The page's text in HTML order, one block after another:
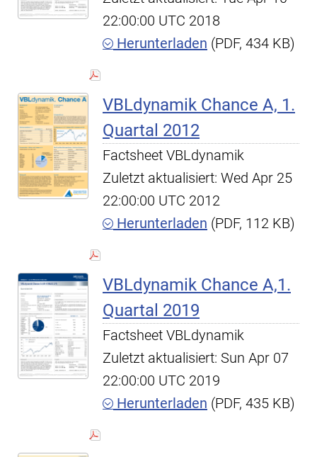
22:00:00 UTC 2018
Herunterladen (PDF, 434 KB)
VBLdynamik Chance A, 1.
Quartal 2012
Factsheet VBLdynamik
Zuletzt aktualisiert: Wed Apr 25
22:00:00 UTC 2012
Herunterladen (PDF, 112 KB)
VBLdynamik Chance A,1.
Quartal 2019
Factsheet VBLdynamik
Zuletzt aktualisiert: Sun Apr 07
22:00:00 UTC 2019
Herunterladen (PDF, 435 KB)